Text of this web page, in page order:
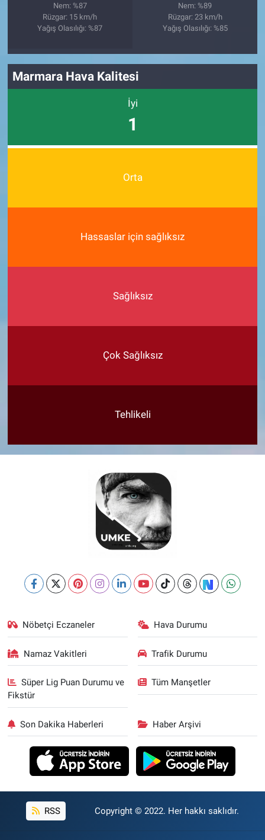
Nem: %87
Rüzgar: 15 km/h
Yağış Olasılığı: %87
Nem: %89
Rüzgar: 23 km/h
Yağış Olasılığı: %85
Marmara Hava Kalitesi
İyi
1
Orta
Hassaslar için sağlıksız
Sağlıksız
Çok Sağlıksız
Tehlikeli
Nöbetçi Eczaneler Hava Durumu
Namaz Vakitleri Trafik Durumu
Süper Lig Puan Durumu ve
Fikstür
Tüm Manşetler
Son Dakika Haberleri Haber Arşivi
RSS Copyright © 2022. Her hakkı saklıdır.